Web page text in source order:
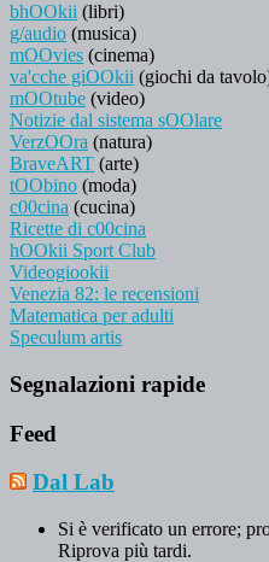
bhOOkii (libri)
g/audio (musica)
mOOvies (cinema)
va'cche giOOkii (giochi da
mOOtube (video)
Notizie dal sistema sOOlare
VerzOOra (natura)
BraveART (arte)
tOObino (moda)
c00cina (cucina)
Ricette di c00cina
hOOkii Sport Club
Videogiookii
Venezia 82: le recensioni
Matematica per adulti
Speculum artis
Segnalazioni rapide
Feed
Dal Lab
Si è verificato un errore;
Riprova più tardi.